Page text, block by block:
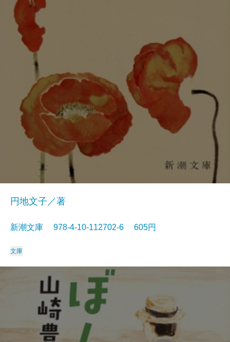
円地文子／著
新潮文庫 978-4-10-112702-6 605円
文庫